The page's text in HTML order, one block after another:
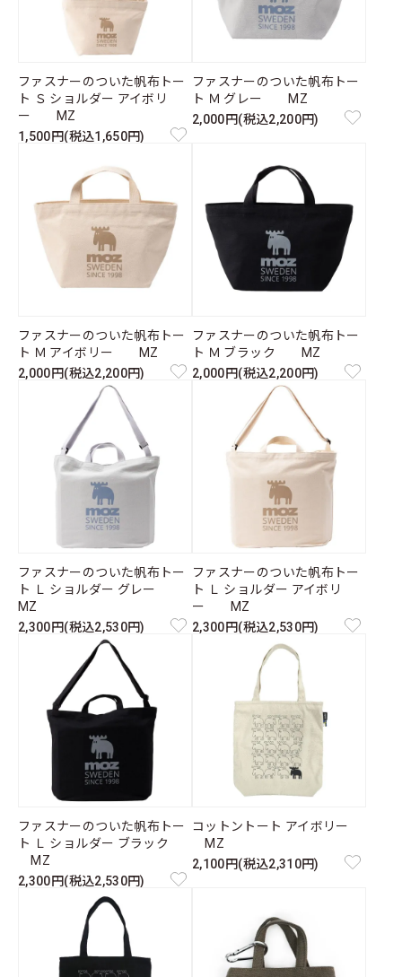
ファスナーのついた帆布トー
ト Ｓ ショルダー アイボリ
ー MZ
1,500円(税込1,650円)
ファスナーのついた帆布トー
ト Ｍ グレー MZ
2,000円(税込2,200円)
ファスナーのついた帆布トー
ト Ｍ アイボリー MZ
2,000円(税込2,200円)
ファスナーのついた帆布トー
ト Ｍ ブラック MZ
2,000円(税込2,200円)
ファスナーのついた帆布トー
ト Ｌ ショルダー グレー
MZ
2,300円(税込2,530円)
ファスナーのついた帆布トー
ト Ｌ ショルダー アイボリ
ー MZ
2,300円(税込2,530円)
ファスナーのついた帆布トー
ト Ｌ ショルダー ブラック
MZ
2,300円(税込2,530円)
コットントート アイボリー
MZ
2,100円(税込2,310円)